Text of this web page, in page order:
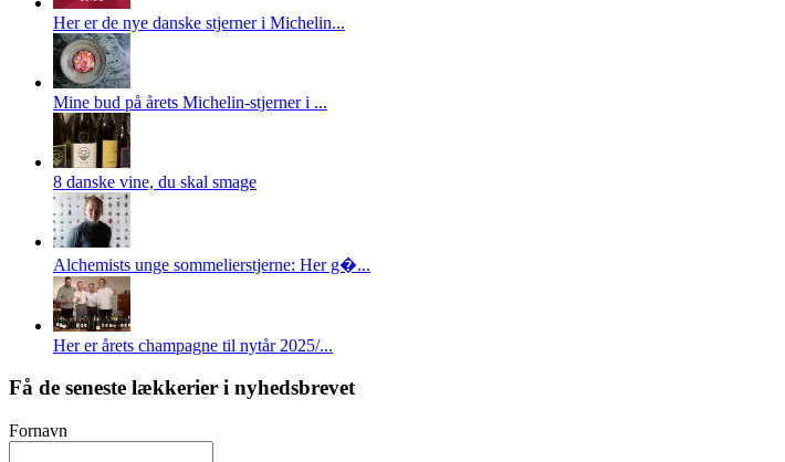
Her er de nye danske stjerner i Michelin...
Mine bud på årets Michelin-stjerner i ...
8 danske vine, du skal smage
Alchemists unge sommelierstjerne: Her g�...
Her er årets champagne til nytår 2025/...
Få de seneste lækkerier i nyhedsbrevet
Fornavn